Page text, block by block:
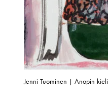
Jenni Tuominen | Anopin kieli